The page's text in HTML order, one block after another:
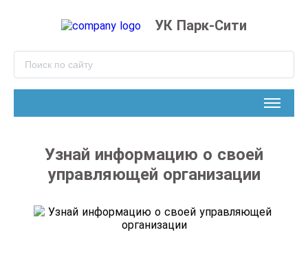
УК Парк-Сити
Узнай информацию о своей
управляющей организации